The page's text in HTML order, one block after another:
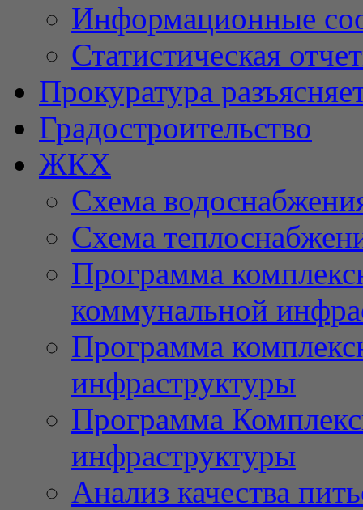
Информационные
Статистическая
Прокуратура
Градостроительство
ЖКХ
Схема
Схема
Программа
коммунальной
Программа
инфраструктуры
Программа
инфраструктуры
Анализ качества